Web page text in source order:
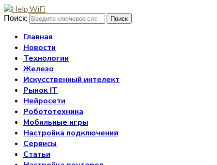
Поиск: Поиск
Главная
Новости
Технологии
Железо
Искусственный интелект
Рынок IT
Нейросети
Робототехника
Мобильные игры
Настройка подключения
Сервисы
Статьи